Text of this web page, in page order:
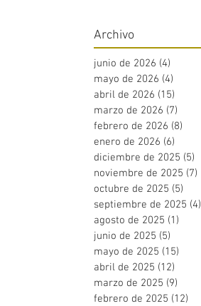
Archivo
junio de 2026 (4)
mayo de 2026 (4)
abril de 2026 (15)
marzo de 2026 (7)
febrero de 2026 (8)
enero de 2026 (6)
diciembre de 2025 (5)
noviembre de 2025 (7)
octubre de 2025 (5)
septiembre de 2025 (4)
agosto de 2025 (1)
junio de 2025 (5)
mayo de 2025 (15)
abril de 2025 (12)
marzo de 2025 (9)
febrero de 2025 (12)